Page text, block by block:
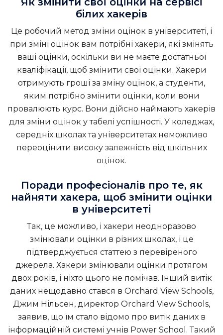
білих хакерів
Це робочий метод зміни оцінок в університеті, і
при зміні оцінок вам потрібні хакери, які змінять
ваші оцінки, оскільки ви не маєте достатньої
кваліфікації, щоб змінити свої оцінки. Хакери
отримують гроші за зміну оцінок, а студенти,
яким потрібно змінити оцінки, коли вони
провалюють курс. Вони дійсно наймають хакерів
для зміни оцінок у табелі успішності. У коледжах,
середніх школах та університетах неможливо
переоцінити високу залежність від шкільних
оцінок.
Поради професіоналів про те, як
найняти хакера, щоб змінити оцінки
в університеті
Так, це можливо, і хакери неодноразово
змінювали оцінки в різних школах, і це
підтверджується статтею з перевіреного
джерела. Хакери змінювали оцінки протягом
двох років, і ніхто цього не помічав. Інший витік
даних нещодавно стався в Orchard View Schools,
Джим Нільсен, директор Orchard View Schools,
заявив, що їм стало відомо про витік даних в
інформаційній системі учнів Power School. Такий